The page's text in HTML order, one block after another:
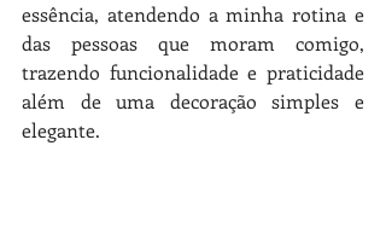
essência, atendendo a minha rotina e
das pessoas que moram comigo,
trazendo funcionalidade e praticidade
além de uma decoração simples e
elegante.